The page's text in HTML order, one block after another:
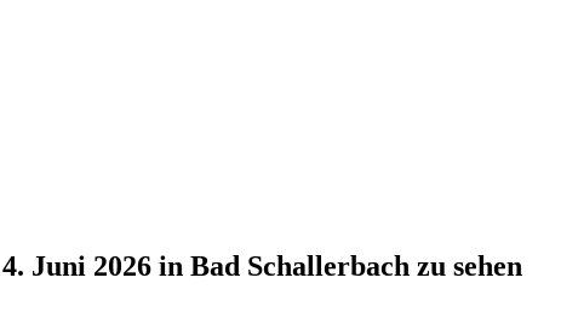
Juni 2026 in Bad Schallerbach zu sehen